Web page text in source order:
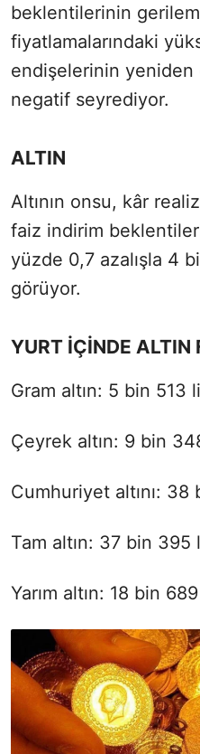
beklentilerinin
fiyatlamalarındaki
endişelerinin yeniden
negatif seyrediyor.
ALTIN
Altının onsu, kâr
faiz indirim
yüzde 0,7 azalışla 4
görüyor.
YURT İÇİNDE ALTIN
Gram altın: 5 bin 513
Çeyrek altın: 9 bin
Cumhuriyet altını: 38
Tam altın: 37 bin 395
Yarım altın: 18 bin